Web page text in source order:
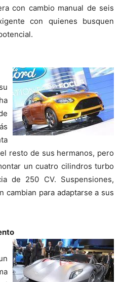
con cambio manual de seis
con quienes busquen
resto de sus hermanos, pero
un cuatro cilindros turbo
de 250 CV. Suspensiones,
cambian para adaptarse a sus